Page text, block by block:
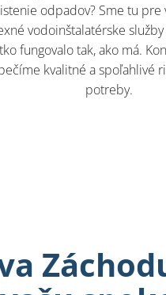
odpadov? Sme tu pre
vodoinštalatérske
fungovalo tak, ako má.
kvalitné a spoľahlivé
potreby.